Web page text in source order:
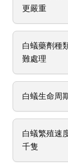
更嚴重
白蟻藥劑種
難處理
白蟻生命周
白蟻繁殖速
千隻